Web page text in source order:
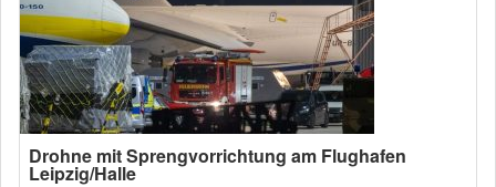
Drohne mit Sprengvorrichtung am Flughafen
Leipzig/Halle